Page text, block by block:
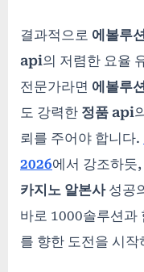
결과적으로 에볼루
api의 저렴한 요율
전문가라면 에볼루
도 강력한 정품 api
뢰를 주어야 합니다.
2026에서 강조하듯
카지노 알본사성공
바로 1000솔루션과
를 향한 도전을 시